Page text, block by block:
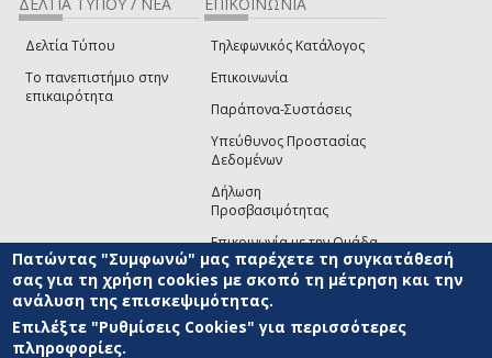
ΔΕΛΤΙΑ ΤΥΠΟΥ / ΝΕΑ
Δελτία Τύπου
Το πανεπιστήμιο στην
επικαιρότητα
ΕΠΙΚΟΙΝΩΝΙΑ
Τηλεφωνικός Κατάλογος
Επικοινωνία
Παράπονα-Συστάσεις
Υπεύθυνος Προστασίας
Δεδομένων
Δήλωση
Προσβασιμότητας
Επικοινωνία με την Ομάδα
Ανάπτυξης του site(link sends e-mail)
© ΠΑΝΕΠΙΣΤΗΜΙΟ ΑΙΓΑΙΟΥ ΟΡΟΙ ΧΡΗΣΗΣ
ΑΝΑΠΤΥΞΗΣ
Πατώντας "Συμφωνώ" μας παρέχετε τη συγκατάθεσή
σας για τη χρήση cookies με σκοπό τη μέτρηση και την
ανάλυση της επισκεψιμότητας.
Επιλέξτε "Ρυθμίσεις Cookies" για περισσότερες
πληροφορίες.